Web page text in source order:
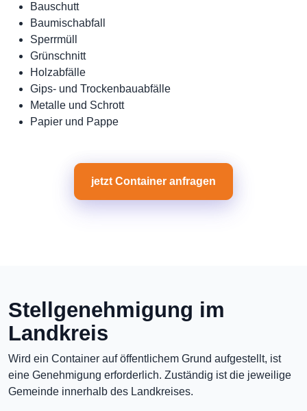
Bauschutt
Baumischabfall
Sperrmüll
Grünschnitt
Holzabfälle
Gips- und Trockenbauabfälle
Metalle und Schrott
Papier und Pappe
jetzt Container anfragen
Stellgenehmigung im
Landkreis
Wird ein Container auf öffentlichem Grund aufgestellt, ist
eine Genehmigung erforderlich. Zuständig ist die jeweilige
Gemeinde innerhalb des Landkreises.